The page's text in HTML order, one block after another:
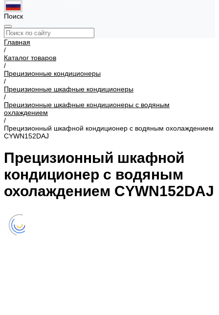
Поиск
Главная
/
Каталог товаров
/
Прецизионные кондиционеры
/
Прецизионные шкафные кондиционеры
/
Прецизионные шкафные кондиционеры с водяным
охлаждением
/
Прецизионный шкафной кондиционер с водяным охолаждением
CYWN152DAJ
Прецизионный шкафной
кондиционер с водяным
охолаждением CYWN152DAJ